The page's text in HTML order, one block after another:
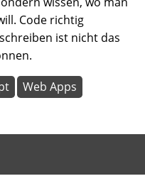
Code richtig
ist nicht das
Web Apps